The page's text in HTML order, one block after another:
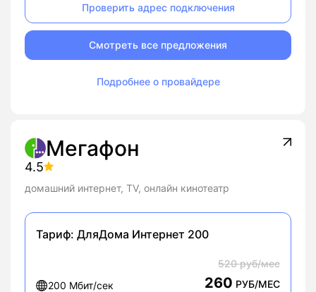
Проверить адрес подключения
Смотреть все предложения
Подробнее о провайдере
Мегафон
4.5
домашний интернет, TV, онлайн кинотеатр
Тариф: ДляДома Интернет 200
200 Мбит/сек
520 руб/мес
260 РУБ/МЕС